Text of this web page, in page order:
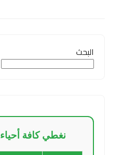
البحث
نغطي كافة أحياء